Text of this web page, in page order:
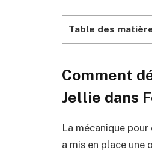
Table des
Comment
Jellie dans
La mécanique
a mis en place